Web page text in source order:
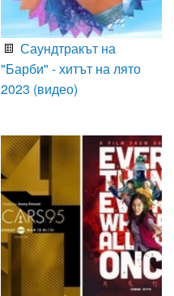
Саундтракът на
"Барби" - хитът на лято
2023 (видео)